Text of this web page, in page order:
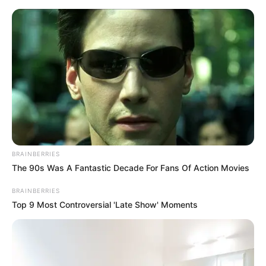
Sehenswürdigkeiten in Husum
Husum Veranstaltungen Hotels
Binnenhafen mit Hafenpromenade - »
BRAINBERRIES
The 90s Was A Fantastic Decade For Fans Of Action Movies
BRAINBERRIES
Top 9 Most Controversial 'Late Show' Moments